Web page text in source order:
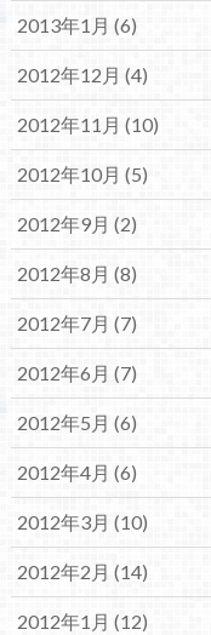
2013年1月 (6)
2012年12月 (4)
2012年11月 (10)
2012年10月 (5)
2012年9月 (2)
2012年8月 (8)
2012年7月 (7)
2012年6月 (7)
2012年5月 (6)
2012年4月 (6)
2012年3月 (10)
2012年2月 (14)
2012年1月 (12)